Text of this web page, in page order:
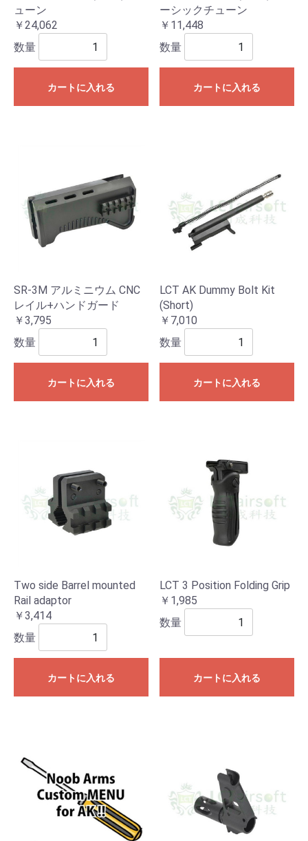
ューン
￥24,062
数量
カートに入れる
ーシックチューン
￥11,448
数量
カートに入れる
SR-3M アルミニウム CNC
レイル+ハンドガード
￥3,795
数量
カートに入れる
LCT AK Dummy Bolt Kit
(Short)
￥7,010
数量
カートに入れる
Two side Barrel mounted
Rail adaptor
￥3,414
数量
カートに入れる
LCT 3 Position Folding Grip
￥1,985
数量
カートに入れる